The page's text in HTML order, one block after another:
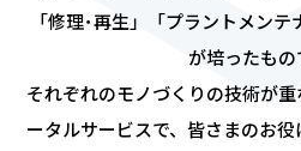
「修理･再生」「プラントメン
が培ったもの
それぞれのモノづくりの技術が
ータルサービスで、皆さまのお